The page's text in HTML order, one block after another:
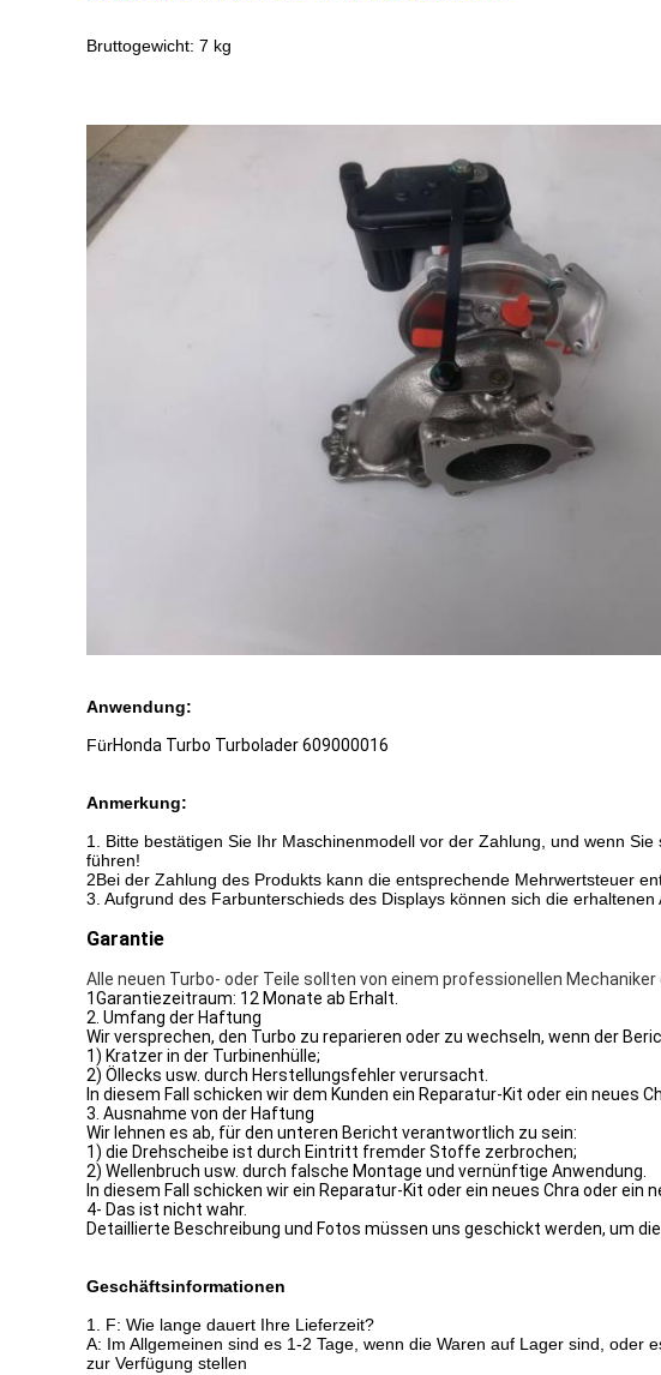
Bruttogewicht: 7 kg
Anwendung:
FürHonda Turbo Turbolader 609000016
Anmerkung:
1. Bitte bestätigen Sie Ihr Maschinenmodell vor der Zahlung, und wenn
führen!
2Bei der Zahlung des Produkts kann die entsprechende Mehrwertsteuer
3. Aufgrund des Farbunterschieds des Displays können sich die
Garantie
Alle neuen Turbo- oder Teile sollten von einem professionellen
1Garantiezeitraum: 12 Monate ab Erhalt.
2. Umfang der Haftung
Wir versprechen, den Turbo zu reparieren oder zu wechseln, wenn der
1) Kratzer in der Turbinenhülle;
2) Öllecks usw. durch Herstellungsfehler verursacht.
In diesem Fall schicken wir dem Kunden ein Reparatur-Kit oder ein neues
3. Ausnahme von der Haftung
Wir lehnen es ab, für den unteren Bericht verantwortlich zu sein:
1) die Drehscheibe ist durch Eintritt fremder Stoffe zerbrochen;
2) Wellenbruch usw. durch falsche Montage und vernünftige Anwendung.
In diesem Fall schicken wir ein Reparatur-Kit oder ein neues Chra oder ein
4- Das ist nicht wahr.
Detaillierte Beschreibung und Fotos müssen uns geschickt werden, um
Geschäftsinformationen
1.
F: Wie lange dauert Ihre Lieferzeit?
A: Im Allgemeinen sind es 1-2 Tage, wenn die Waren auf Lager sind,
zur Verfügung stellen